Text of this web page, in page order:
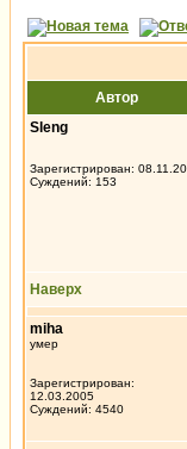
Автор
Sleng
Зарегистрирован:
Суждений: 153
Наверх
miha
умер
Зарегистрирован:
12.03.2005
Суждений: 4540